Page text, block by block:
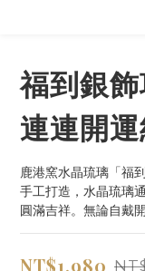
福到銀
連連開
鹿港窯水晶琉璃「福
手工打造，水晶琉璃
圓滿吉祥。無論自戴
NT$1,980